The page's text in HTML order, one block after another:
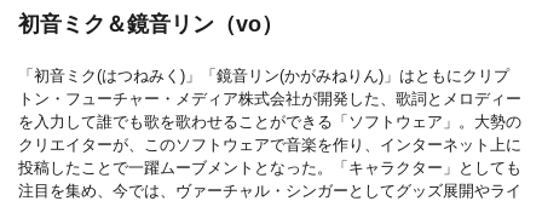
初音ミク＆鏡音リン（vo）
「初音ミク(はつねみく)」「鏡音リン(かがみねりん)」はともにクリプ
トン・フューチャー・メディア株式会社が開発した、歌詞とメロディー
を入力して誰でも歌を歌わせることができる「ソフトウェア」。大勢の
クリエイターが、このソフトウェアで音楽を作り、インターネット上に
投稿したことで一躍ムーブメントとなった。「キャラクター」としても
注目を集め、今では、ヴァーチャル・シンガーとしてグッズ展開やライ